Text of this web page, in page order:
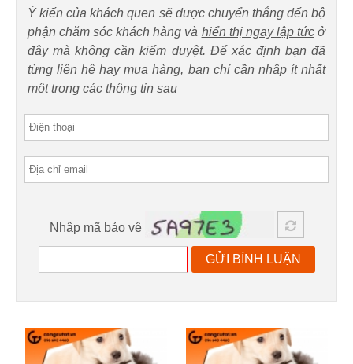
Ý kiến của khách quen sẽ được chuyển thẳng đến bộ
phận chăm sóc khách hàng và hiển thị ngay lập tứcở
đây mà không cần kiểm duyệt. Để xác định bạn đã
từng liên hệ hay mua hàng, bạn chỉ cần nhập ít nhất
một trong các thông tin sau
Nhập mã bảo vệ
GỬI BÌNH LUẬN